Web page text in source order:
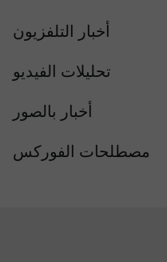
أخبار التلفزيون
تحليلات الفيديو
أخبار بالصور
مصطلحات الفوركس